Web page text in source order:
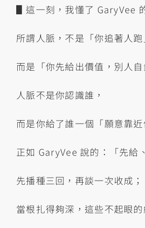
▋這一刻，我懂了 GaryVee
所謂人脈，不是「你追著人跑
而是「你先給出價值，別人自
人脈不是你認識誰，
而是你給了誰一個「願意靠近
正如 GaryVee 說的：「先
先播種三回，再談一次收成；
當根扎得夠深，這些不起眼的